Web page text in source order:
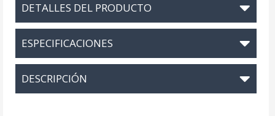
DETALLES DEL PRODUCTO
ESPECIFICACIONES
DESCRIPCIÓN